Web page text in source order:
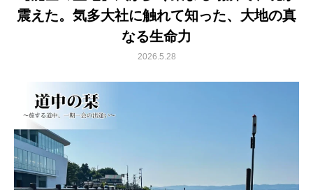
震えた。気多大社に触れて知った、大地の真
なる生命力
2026.5.28